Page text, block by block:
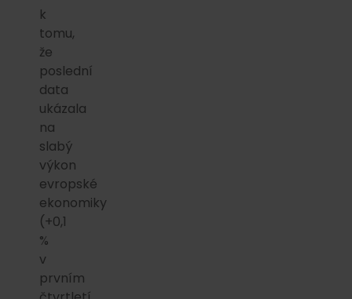
k
tomu,
že
poslední
data
ukázala
na
slabý
výkon
evropské
ekonomiky
(+0,1
%
v
prvním